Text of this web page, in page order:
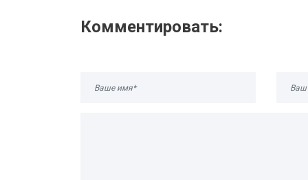
Комментировать: